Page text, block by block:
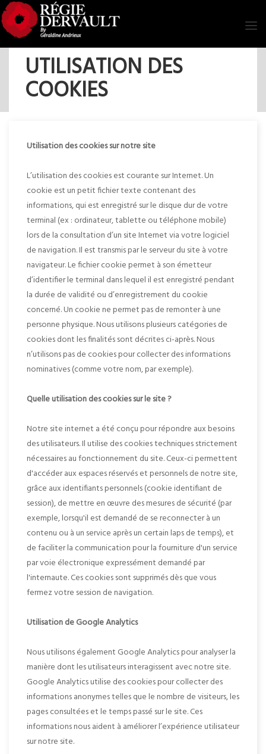
UTILISATION DES
COOKIES
Utilisation des cookies sur notre site
L’utilisation des cookies est courante sur Internet. Un
cookie est un petit fichier texte contenant des
informations, qui est enregistré sur le disque dur de votre
terminal (ex : ordinateur, tablette ou téléphone mobile)
lors de la consultation d’un site Internet via votre logiciel
de navigation. Il est transmis par le serveur du site à votre
navigateur. Le fichier cookie permet à son émetteur
d’identifier le terminal dans lequel il est enregistré pendant
la durée de validité ou d’enregistrement du cookie
concerné. Un cookie ne permet pas de remonter à une
personne physique. Nous utilisons plusieurs catégories de
cookies dont les finalités sont décrites ci-après. Nous
n’utilisons pas de cookies pour collecter des informations
nominatives (comme votre nom, par exemple).
Quelle utilisation des cookies sur le site ?
Notre site internet a été conçu pour répondre aux besoins
des utilisateurs. Il utilise des cookies techniques strictement
nécessaires au fonctionnement du site. Ceux-ci permettent
d'accéder aux espaces réservés et personnels de notre site,
grâce aux identifiants personnels (cookie identifiant de
session), de mettre en œuvre des mesures de sécurité (par
exemple, lorsqu'il est demandé de se reconnecter à un
contenu ou à un service après un certain laps de temps), et
de faciliter la communication pour la fourniture d'un service
par voie électronique expressément demandé par
l'internaute. Ces cookies sont supprimés dès que vous
fermez votre session de navigation.
Utilisation de Google Analytics
Nous utilisons également Google Analytics pour analyser la
manière dont les utilisateurs interagissent avec notre site.
Google Analytics utilise des cookies pour collecter des
informations anonymes telles que le nombre de visiteurs, les
pages consultées et le temps passé sur le site. Ces
informations nous aident à améliorer l’expérience utilisateur
sur notre site.